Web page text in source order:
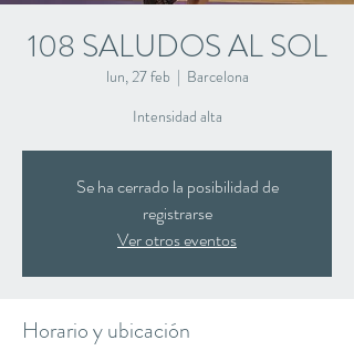
108 SALUDOS AL SOL
lun, 27 feb
  |
Barcelona
Intensidad alta
Se ha cerrado la posibilidad de
registrarse
Ver otros eventos
Horario y ubicación